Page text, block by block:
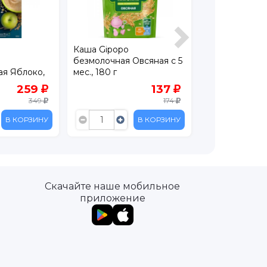
Яблоко,
259
349
В КОРЗИНУ
Каша Gipopo
безмолочная Овсяная с 5
мес., 180 г
137
174
В КОРЗИНУ
Скачайте наше мобильное
приложение